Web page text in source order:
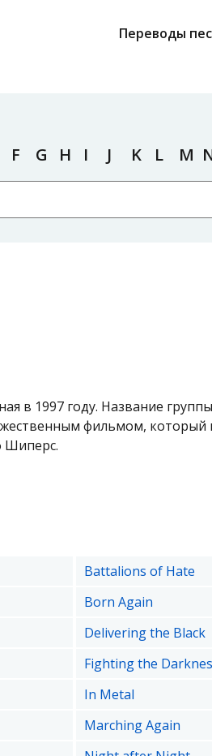
Переводы
F G H I J K L M
в 1997 году. Название группы
фильмом, который
Шиперс.
Battalions of Hate
Born Again
Delivering the Black
Fighting the
In Metal
Marching Again